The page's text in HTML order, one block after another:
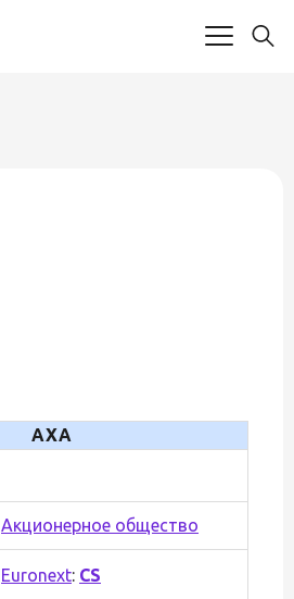
AXA
Акционерное общество
Euronext: CS